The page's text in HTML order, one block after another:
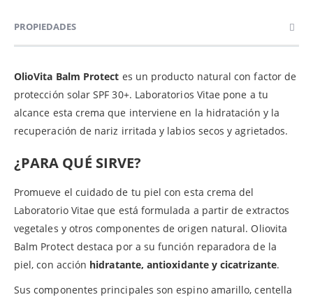
PROPIEDADES
OlioVita Balm Protect es un producto natural con factor de
protección solar SPF 30+. Laboratorios Vitae pone a tu
alcance esta crema que interviene en la hidratación y la
recuperación de nariz irritada y labios secos y agrietados.
¿PARA QUÉ SIRVE?
Promueve el cuidado de tu piel con esta crema del
Laboratorio Vitae que está formulada a partir de extractos
vegetales y otros componentes de origen natural. Oliovita
Balm Protect destaca por a su función reparadora de la
piel, con acción hidratante, antioxidante y cicatrizante.
Sus componentes principales son espino amarillo, centella